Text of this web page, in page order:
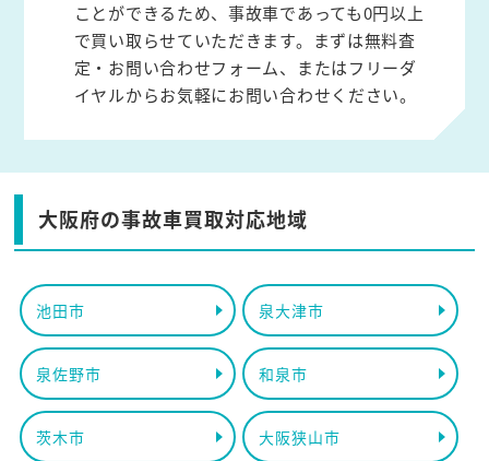
ことができるため、事故車であっても0円以上
で買い取らせていただきます。まずは無料査
定・お問い合わせフォーム、またはフリーダ
イヤルからお気軽にお問い合わせください。
大阪府の事故車買取対応地域
池田市 泉大津市
泉佐野市 和泉市
茨木市 大阪狭山市